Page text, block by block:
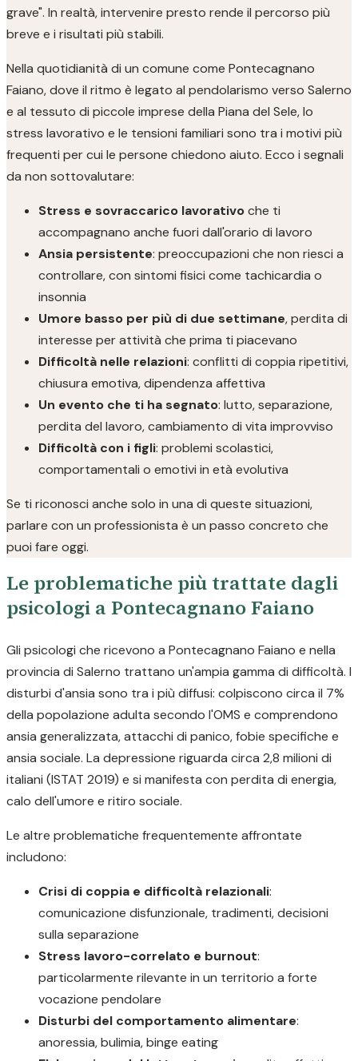
grave". In realtà, intervenire presto rende il percorso più
breve e i risultati più stabili.
Nella quotidianità di un comune come Pontecagnano
Faiano, dove il ritmo è legato al pendolarismo verso Salerno
e al tessuto di piccole imprese della Piana del Sele, lo
stress lavorativo e le tensioni familiari sono tra i motivi più
frequenti per cui le persone chiedono aiuto. Ecco i segnali
da non sottovalutare:
Stress e sovraccarico lavorativoche ti
accompagnano anche fuori dall'orario di lavoro
Ansia persistente: preoccupazioni che non riesci a
controllare, con sintomi fisici come tachicardia o
insonnia
Umore basso per più di due settimane, perdita di
interesse per attività che prima ti piacevano
Difficoltà nelle relazioni: conflitti di coppia ripetitivi,
chiusura emotiva, dipendenza affettiva
Un evento che ti ha segnato: lutto, separazione,
perdita del lavoro, cambiamento di vita improvviso
Difficoltà con i figli: problemi scolastici,
comportamentali o emotivi in età evolutiva
Se ti riconosci anche solo in una di queste situazioni,
parlare con un professionista è un passo concreto che
puoi fare oggi.
Le problematiche più trattate dagli
psicologi a Pontecagnano Faiano
Gli psicologi che ricevono a Pontecagnano Faiano e nella
provincia di Salerno trattano un'ampia gamma di difficoltà. I
disturbi d'ansia sono tra i più diffusi: colpiscono circa il 7%
della popolazione adulta secondo l'OMS e comprendono
ansia generalizzata, attacchi di panico, fobie specifiche e
ansia sociale. La depressione riguarda circa 2,8 milioni di
italiani (ISTAT 2019) e si manifesta con perdita di energia,
calo dell'umore e ritiro sociale.
Le altre problematiche frequentemente affrontate
includono:
Crisi di coppia e difficoltà relazionali:
comunicazione disfunzionale, tradimenti, decisioni
sulla separazione
Stress lavoro-correlato e burnout:
particolarmente rilevante in un territorio a forte
vocazione pendolare
Disturbi del comportamento alimentare:
anoressia, bulimia, binge eating